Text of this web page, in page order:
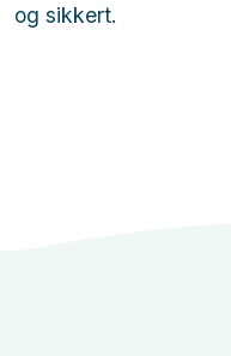
og sikkert.